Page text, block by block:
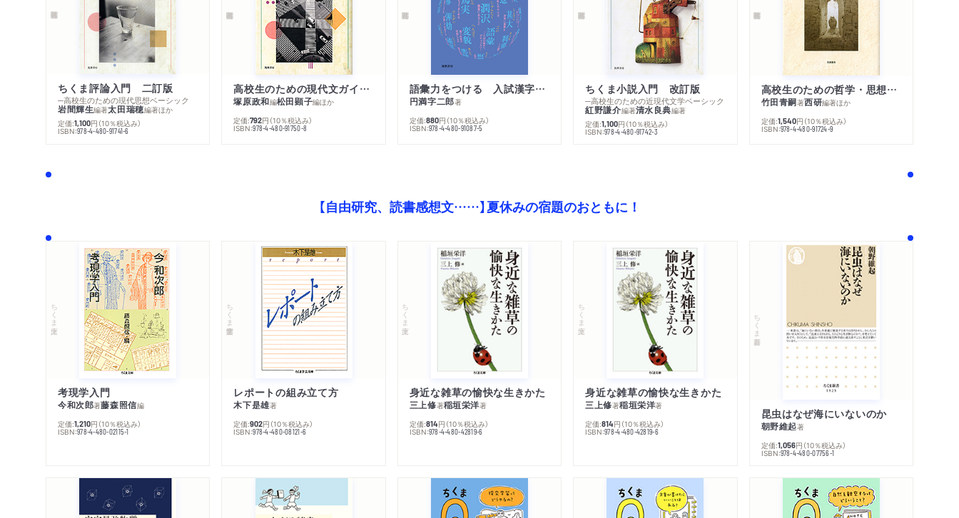
ちくま評論入門 二訂版
─高校生のための現代思想ベーシック
岩間輝生編著太田瑞穂編著ほか
定価:1,100円 （10％税込み）
ISBN:978-4-480-91741-6
高校生のための現代文ガイダンス ちくま評論文の読み方 改訂版
塚原政和編松田顕子編ほか
定価:792円 （10％税込み）
ISBN:978-4-480-91750-8
語彙力をつける 入試漢字２６００
円満字二郎著
定価:880円 （10％税込み）
ISBN:978-4-480-91087-5
ちくま小説入門 改訂版
─高校生のための近現代文学ベーシック
紅野謙介編著清水良典編著
定価:1,100円 （10％税込み）
ISBN:978-4-480-91742-3
高校生のための哲学・思想入門 哲学の名著セレクション
竹田青嗣著西研編著ほか
定価:1,540円 （10％税込み）
ISBN:978-4-480-91724-9
【自由研究、読書感想文……】夏休みの宿題のおともに！
ちくま文庫
考現学入門
今和次郎著藤森照信編
定価:1,210円 （10％税込み）
ISBN:978-4-480-02115-1
ちくま学芸文庫
レポートの組み立て方
木下是雄著
定価:902円 （10％税込み）
ISBN:978-4-480-08121-6
ちくま文庫
身近な雑草の愉快な生きかた
三上修著稲垣栄洋著
定価:814円 （10％税込み）
ISBN:978-4-480-42819-6
ちくま文庫
身近な雑草の愉快な生きかた
三上修著稲垣栄洋著
定価:814円 （10％税込み）
ISBN:978-4-480-42819-6
ちくま新書
昆虫はなぜ海にいないのか
朝野維起著
定価:1,056円 （10％税込み）
ISBN:978-4-480-07756-1